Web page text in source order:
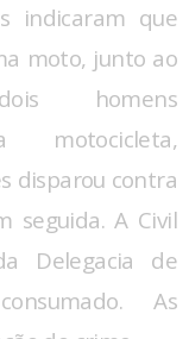
indicaram que
moto, junto ao
homens
motocicleta,
disparou contra
seguida. A Civil
Delegacia de
As